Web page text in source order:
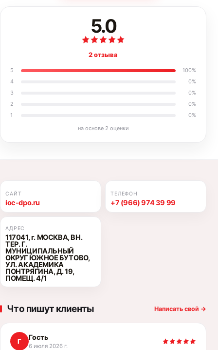
5.0
2 отзыва
5 100%
4
0%
3
0%
2
0%
1
0%
на основе 2 оценки
САЙТ
ioc-dpo.ru
ТЕЛЕФОН
+7 (966) 974 39 99
АДРЕС
117041, г. МОСКВА, ВН.
ТЕР. Г.
МУНИЦИПАЛЬНЫЙ
ОКРУГ ЮЖНОЕ БУТОВО,
УЛ. АКАДЕМИКА
ПОНТРЯГИНА, Д. 19,
ПОМЕЩ. 4/1
Что пишут клиенты Написать свой →
Г Гость
6 июля 2026 г.